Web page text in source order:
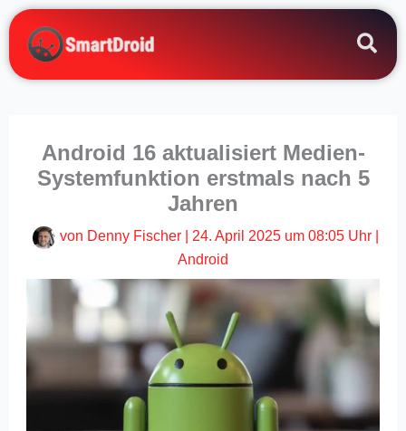
Zum
Inhalt
springen
Android 16 aktualisiert Medien-
Systemfunktion erstmals nach 5
Jahren
von Denny Fischer 24. April 2025 um 08:05 Uhr|
Android